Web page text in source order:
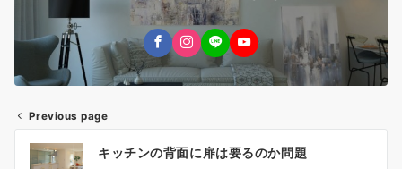
投
Previous page
キッチンの背面に扉は要るのか問題